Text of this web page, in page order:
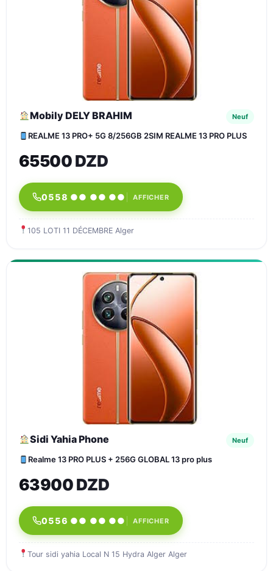
Mobily DELY BRAHIM Neuf
REALME 13 PRO+ 5G 8/256GB 2SIM REALME 13 PRO PLUS
65500 DZD
0558 ●● ●● ●● AFFICHER
105 LOTI 11 DÉCEMBRE Alger
Sidi Yahia Phone Neuf
Realme 13 PRO PLUS + 256G GLOBAL 13 pro plus
63900 DZD
0556 ●● ●● ●● AFFICHER
Tour sidi yahia Local N 15 Hydra Alger Alger